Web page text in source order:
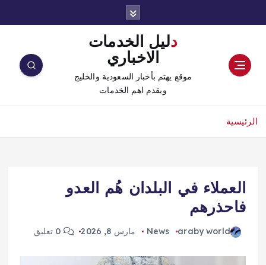
دليل الخدمات
الاخباري
موقع يهتم بأخبار السعودية والخليج
ويقدم اهم الخدمات
الرئيسية
العملاء في البلدان هُم العدو
فاحذرهم
araby world
News مارس 8, 2026